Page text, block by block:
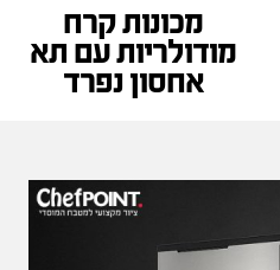
מכונות קרח
מודולריות עם תא
אחסון נפרד